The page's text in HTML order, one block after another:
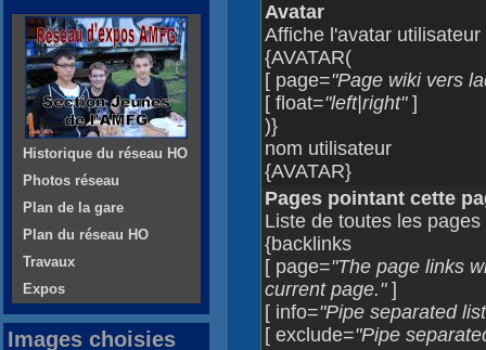
Avatar
Affiche l'avatar utilisateur
{AVATAR(
[ page="Page wiki vers
[ float="left|right"]
)}
nom utilisateur
{AVATAR}
Pages pointant cette
Liste de toutes les
{backlinks
[ page="The page links
current page."]
[ info="Pipe separated
[ exclude="Pipe
Historique du réseau HO
Photos réseau
Plan de la gare
Plan du réseau HO
Travaux
Expos
Images choisies